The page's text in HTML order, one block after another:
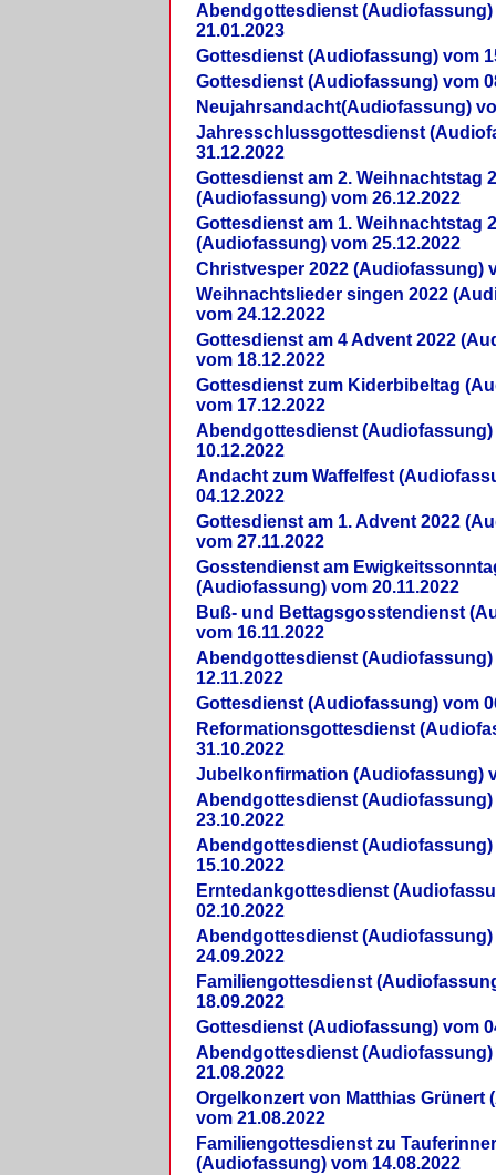
Abendgottesdienst (Audiofassung)
21.01.2023
Gottesdienst (Audiofassung) vom
Gottesdienst (Audiofassung) vom
Neujahrsandacht(Audiofassung)
Jahresschlussgottesdienst
31.12.2022
Gottesdienst am 2. Weihnachtstag
(Audiofassung) vom 26.12.2022
Gottesdienst am 1. Weihnachtstag
(Audiofassung) vom 25.12.2022
Christvesper 2022 (Audiofassung)
Weihnachtslieder singen 2022
vom 24.12.2022
Gottesdienst am 4 Advent 2022
vom 18.12.2022
Gottesdienst zum Kiderbibeltag
vom 17.12.2022
Abendgottesdienst (Audiofassung)
10.12.2022
Andacht zum Waffelfest
04.12.2022
Gottesdienst am 1. Advent 2022
vom 27.11.2022
Gosstendienst am
(Audiofassung) vom 20.11.2022
Buß- und Bettagsgosstendienst
vom 16.11.2022
Abendgottesdienst (Audiofassung)
12.11.2022
Gottesdienst (Audiofassung) vom
Reformationsgottesdienst
31.10.2022
Jubelkonfirmation (Audiofassung)
Abendgottesdienst (Audiofassung)
23.10.2022
Abendgottesdienst (Audiofassung)
15.10.2022
Erntedankgottesdienst
02.10.2022
Abendgottesdienst (Audiofassung)
24.09.2022
Familiengottesdienst
18.09.2022
Gottesdienst (Audiofassung) vom
Abendgottesdienst (Audiofassung)
21.08.2022
Orgelkonzert von Matthias Grünert
vom 21.08.2022
Familiengottesdienst zu
(Audiofassung) vom 14.08.2022